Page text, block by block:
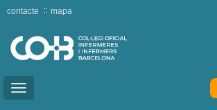
Toggle
contacte mapa